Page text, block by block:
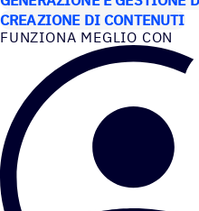
CREAZIONE DI CONTENUTI
FUNZIONA MEGLIO CON